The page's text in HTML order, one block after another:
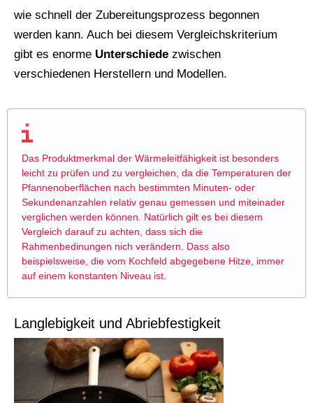
wie schnell der Zubereitungsprozess begonnen
werden kann. Auch bei diesem Vergleichskriterium
gibt es enorme Unterschiede zwischen
verschiedenen Herstellern und Modellen.
Das Produktmerkmal der Wärmeleitfähigkeit ist besonders
leicht zu prüfen und zu vergleichen, da die Temperaturen der
Pfannenoberflächen nach bestimmten Minuten- oder
Sekundenanzahlen relativ genau gemessen und miteinader
verglichen werden können. Natürlich gilt es bei diesem
Vergleich darauf zu achten, dass sich die
Rahmenbedinungen nich verändern. Dass also
beispielsweise, die vom Kochfeld abgegebene Hitze, immer
auf einem konstanten Niveau ist.
Langlebigkeit und Abriebfestigkeit